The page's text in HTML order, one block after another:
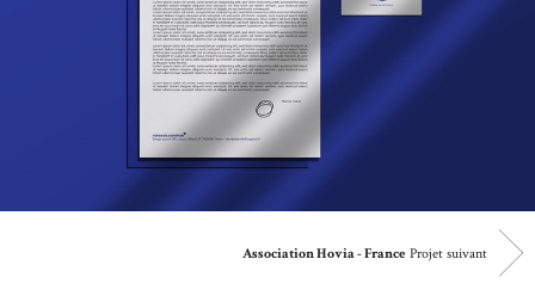
Association Hovia - France Projet suivant